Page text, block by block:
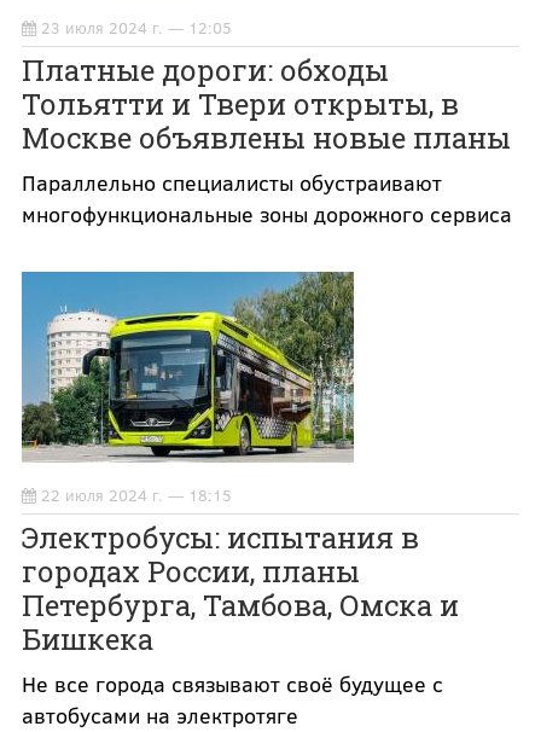
23 июля 2024 г. — 12:05
Платные дороги: обходы
Тольятти и Твери открыты, в
Москве объявлены новые планы
Параллельно специалисты обустраивают
многофункциональные зоны дорожного сервиса
22 июля 2024 г. — 18:15
Электробусы: испытания в
городах России, планы
Петербурга, Тамбова, Омска и
Бишкека
Не все города связывают своё будущее с
автобусами на электротяге